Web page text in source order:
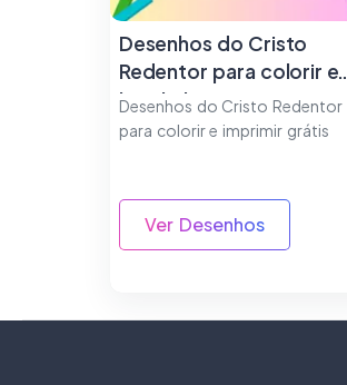
Desenhos do Cristo
Redentor para colorir e
imprimir
Desenhos do Cristo Redentor
para colorir e imprimir grátis
Ver Desenhos